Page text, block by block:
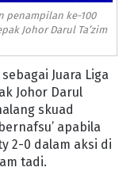
penampilan ke-100
Johor Darul Ta’zim
Juara Liga
Johor Darul
skuad
apabila
2-0 dalam aksi di
tadi.